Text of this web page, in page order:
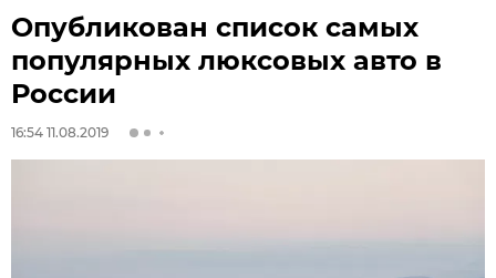
Опубликован список самых
популярных люксовых авто в
России
16:54 11.08.2019